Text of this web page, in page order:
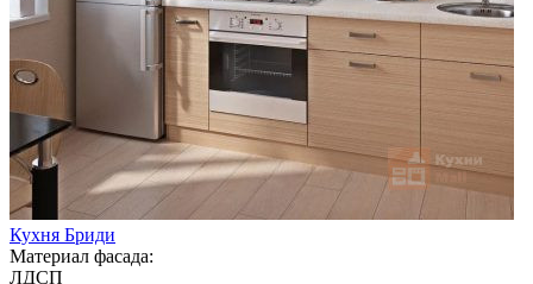
Кухня Бриди
Материал фасада:
ЛДСП